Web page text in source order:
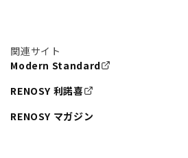
関連サイト
Modern Standard
RENOSY 利諾喜
RENOSY マガジン